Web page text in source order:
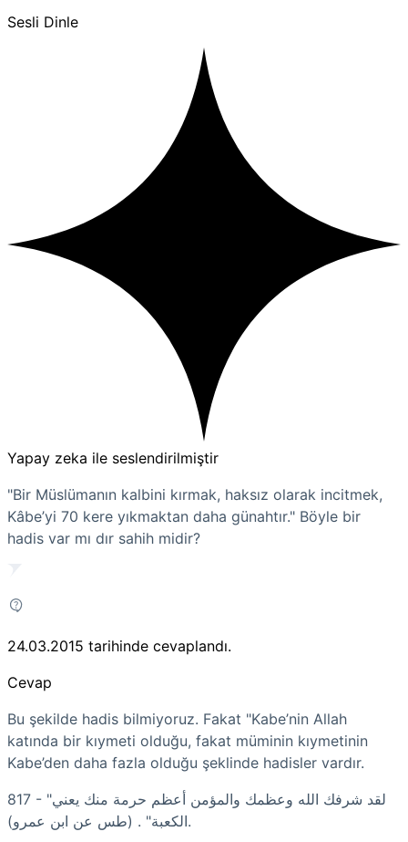
Sesli Dinle
Yapay zeka ile seslendirilmiştir
"Bir Müslümanın kalbini kırmak, haksız olarak incitmek,
Kâbe’yi 70 kere yıkmaktan daha günahtır." Böyle bir
hadis var mı dır sahih midir?
24.03.2015 tarihinde cevaplandı.
Cevap
Bu şekilde hadis bilmiyoruz. Fakat "Kabe’nin Allah
katında bir kıymeti olduğu, fakat müminin kıymetinin
Kabe’den daha fazla olduğu şeklinde hadisler vardır.
817 - "لقد شرفك الله وعظمك والمؤمن أعظم حرمة منك يعني
الكعبة" . (طس عن ابن عمرو).